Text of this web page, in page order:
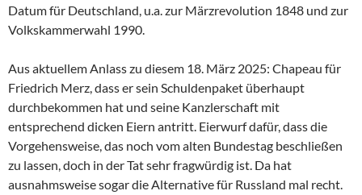
Datum für Deutschland, u.a. zur Märzrevolution 1848 und zur
Volkskammerwahl 1990.
Aus aktuellem Anlass zu diesem 18. März 2025: Chapeau für
Friedrich Merz, dass er sein Schuldenpaket überhaupt
durchbekommen hat und seine Kanzlerschaft mit
entsprechend dicken Eiern antritt. Eierwurf dafür, dass die
Vorgehensweise, das noch vom alten Bundestag beschließen
zu lassen, doch in der Tat sehr fragwürdig ist. Da hat
ausnahmsweise sogar die Alternative für Russland mal recht.